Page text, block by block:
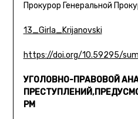
Прокурор Генеральной
13_Girla_Krijanovski
https://doi.org/10.59295/
УГОЛОВНО-ПРАВОВОЙ
ПРЕСТУПЛЕНИЙ,
РМ